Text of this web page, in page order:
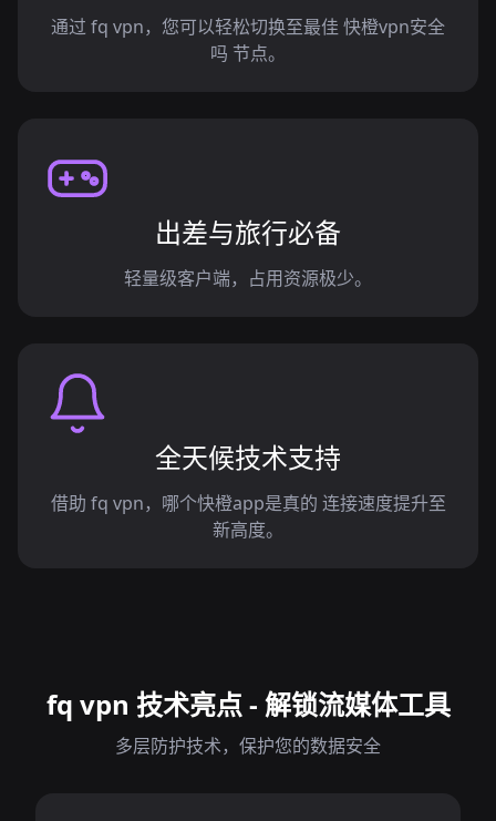
通过 fq vpn，您可以轻松切换至最佳 快橙vpn安全
吗 节点。
出差与旅行必备
轻量级客户端，占用资源极少。
全天候技术支持
借助 fq vpn，哪个快橙app是真的 连接速度提升至
新高度。
fq vpn 技术亮点 - 解锁流媒体工具
多层防护技术，保护您的数据安全